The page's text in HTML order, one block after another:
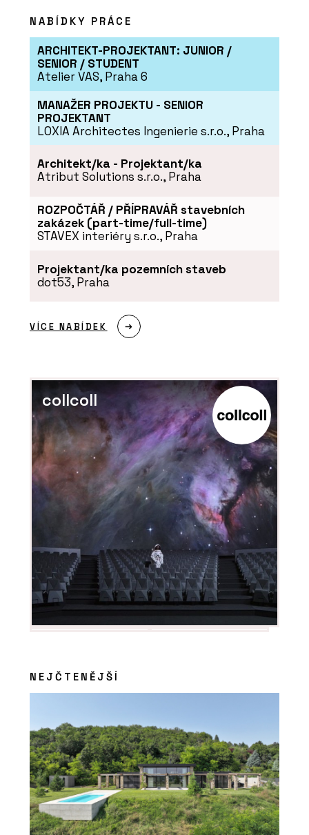
Linoleum na nábytek - Forbo Flooring
Systems
PRODUKTY
Akustický vinyl Sarlon a Modul’Up -
ČLÁNKY
Kanceláře společnosti ŠKODA AUTO v
moderním a trendy designu
PRODUKTY
NABÍDKY PRÁCE
ARCHITEKT-PROJEKTANT: JUNIOR /
SENIOR / STUDENT
Atelier VAS, Praha 6
MANAŽER PROJEKTU - SENIOR
PROJEKTANT
LOXIA Architectes Ingenierie s.r.o., Praha
Architekt/ka - Projektant/ka
Atribut Solutions s.r.o., Praha
ROZPOČTÁŘ / PŘÍPRAVÁŘ stavebních
zakázek (part-time/full-time)
STAVEX interiéry s.r.o., Praha
Projektant/ka pozemních staveb
dot53, Praha
VÍCE NABÍDEK
collcoll
NEJČTENĚJŠÍ